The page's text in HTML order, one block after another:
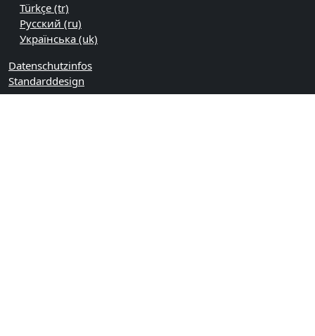
Türkçe ‎(tr)‎
Русский ‎(ru)‎
Українська ‎(uk)‎
Datenschutzinfos
Standarddesign